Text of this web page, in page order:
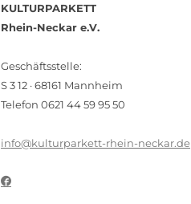
KULTURPARKETT
Rhein-Neckar e.V.
Geschäftsstelle:
S 3 12 · 68161 Mannheim
Telefon 0621 44 59 95 50
info@kulturparkett-rhein-neckar.de